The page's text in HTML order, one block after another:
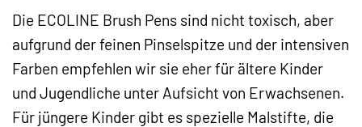
Die ECOLINE Brush Pens sind nicht toxisch, aber
aufgrund der feinen Pinselspitze und der intensiven
Farben empfehlen wir sie eher für ältere Kinder
und Jugendliche unter Aufsicht von Erwachsenen.
Für jüngere Kinder gibt es spezielle Malstifte, die